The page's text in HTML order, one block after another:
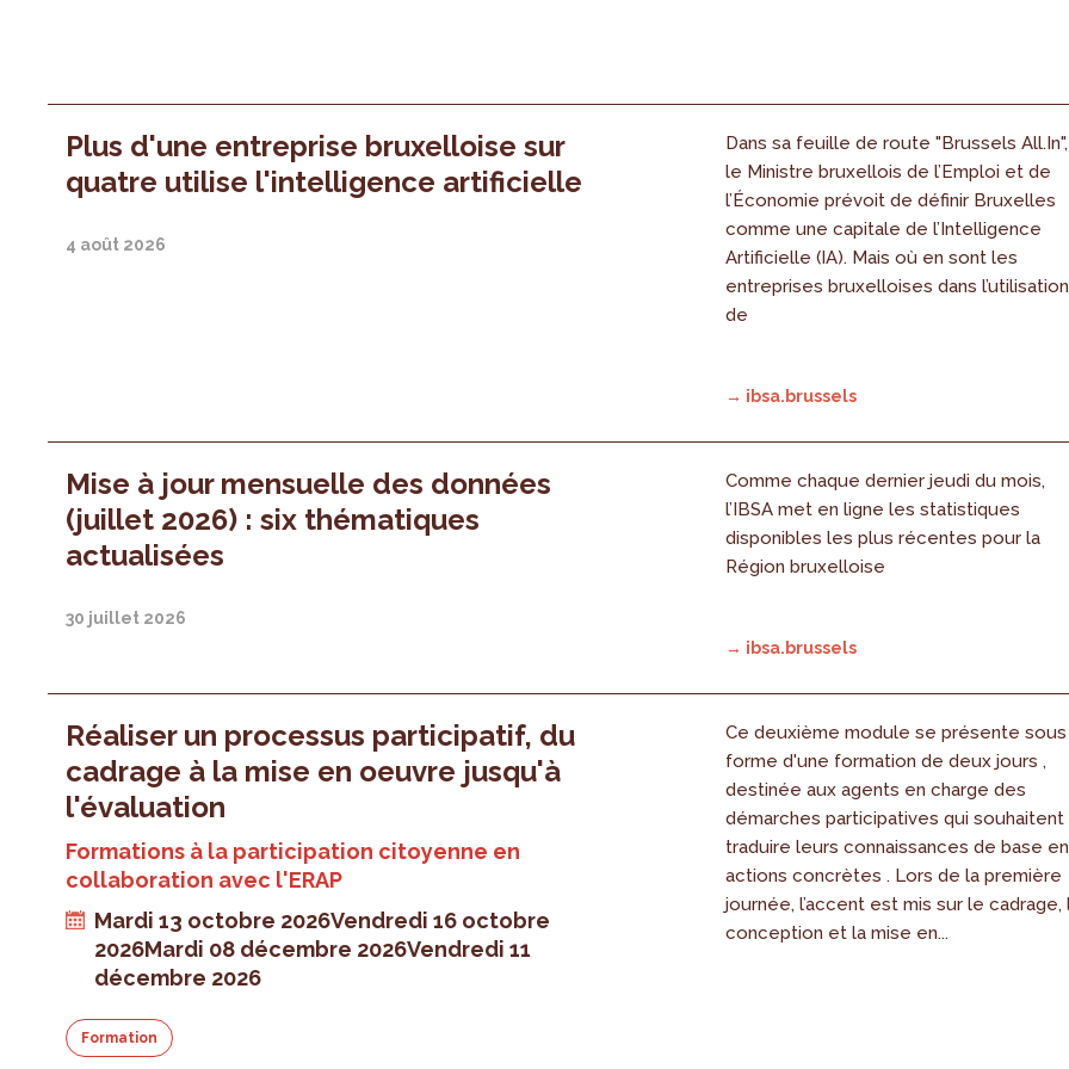
Plus d'une entreprise bruxelloise sur
quatre utilise l'intelligence artificielle
4 août 2026
Dans sa feuille de route "Brussels All.In",
le Ministre bruxellois de l’Emploi et de
l’Économie prévoit de définir Bruxelles
comme une capitale de l’Intelligence
Artificielle (IA). Mais où en sont les
entreprises bruxelloises dans l’utilisation
de
→ ibsa.brussels
Mise à jour mensuelle des données
(juillet 2026) : six thématiques
actualisées
30 juillet 2026
Comme chaque dernier jeudi du mois,
l’IBSA met en ligne les statistiques
disponibles les plus récentes pour la
Région bruxelloise
→ ibsa.brussels
Réaliser un processus participatif, du
cadrage à la mise en oeuvre jusqu'à
l'évaluation
Formations à la participation citoyenne en
collaboration avec l'ERAP
Mardi 13 octobre 2026Vendredi 16 octobre
2026Mardi 08 décembre 2026Vendredi 11
décembre 2026
Formation
Ce deuxième module se présente sous
forme d'une formation de deux jours ,
destinée aux agents en charge des
démarches participatives qui souhaitent
traduire leurs connaissances de base en
actions concrètes . Lors de la première
journée, l’accent est mis sur le cadrage,
conception et la mise en...